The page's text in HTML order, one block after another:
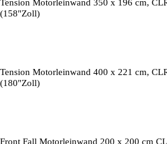
Tension Motorleinwand 350 x 196 cm,
(158"Zoll)
Tension Motorleinwand 400 x 221 cm,
(180"Zoll)
Front Fall Motorleinwand 200 x 200 cm